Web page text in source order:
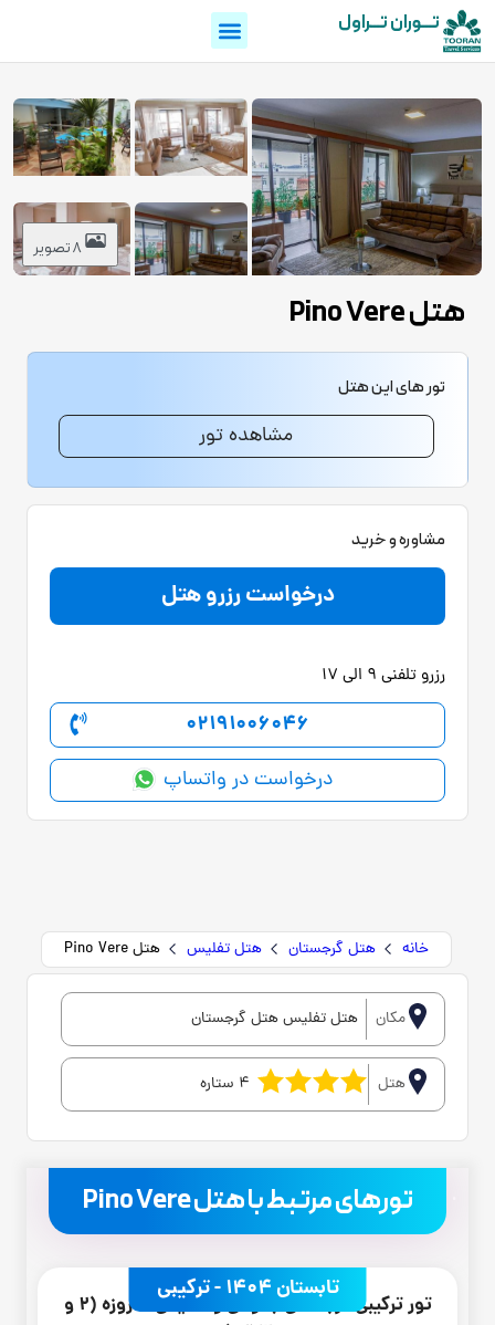
تـــوران تـــراول
8 تصویر
هتل Pino Vere
خانه هتل گرجستان هتل تفلیس هتل Pino Vere
مکان هتل تفلیس هتل گرجستان
هتل 4 ستاره
تورهای مرتبط با هتل Pino Vere
تابستان 1404 - ترکیبی
تور ترکیبی گرجستان باتومی و تفلیس 8 روزه (2 و
تور های این هتل
مشاهده تور
مشاوره و خرید
درخواست رزرو هتل
رزرو تلفنی 9 الی 17
02191006046
درخواست در واتساپ